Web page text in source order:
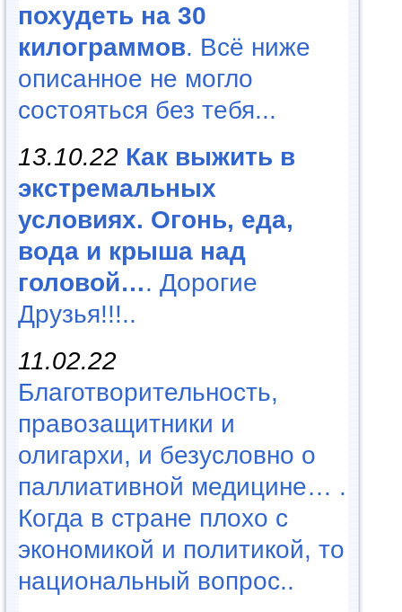
похудеть на 30
килограммов. Всё ниже
описанное не могло
состояться без тебя...
13.10.22 Как выжить в
экстремальных
условиях. Огонь, еда,
вода и крыша над
головой…. Дорогие
Друзья!!!..
11.02.22
Благотворительность,
правозащитники и
олигархи, и безусловно о
паллиативной медицине… .
Когда в стране плохо с
экономикой и политикой, то
национальный вопрос..